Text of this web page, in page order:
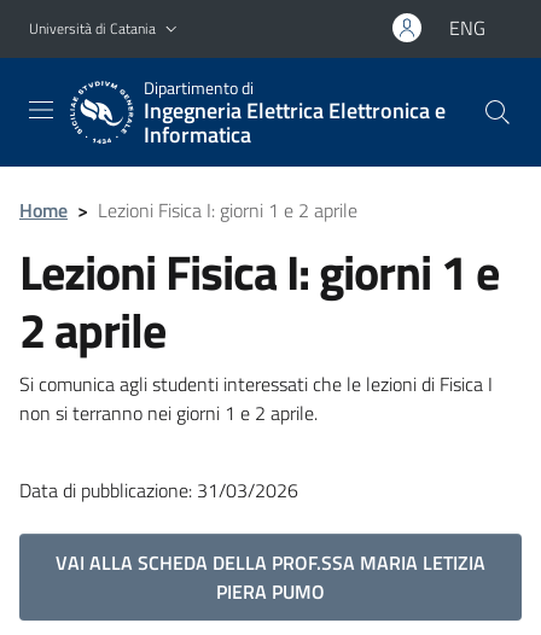
Vai al contenuto principale
Vai al menu di navigazione
Università di Catania ENG
Dipartimento di
Ingegneria Elettrica Elettronica e
Informatica
Home > Lezioni Fisica I: giorni 1 e 2 aprile
Lezioni Fisica I: giorni 1 e
2 aprile
Si comunica agli studenti interessati che le lezioni di Fisica I
non si terranno nei giorni 1 e 2 aprile.
Data di pubblicazione: 31/03/2026
VAI ALLA SCHEDA DELLA PROF.SSA MARIA LETIZIA
PIERA PUMO